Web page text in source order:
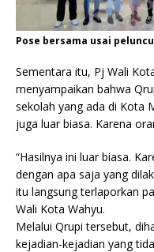
Pose bersama usai
Sementara itu, Pj Wali
menyampaikan bahwa
sekolah yang ada di Kota
juga luar biasa. Karena
“Hasilnya ini luar biasa.
dengan apa saja yang
itu langsung terlaporkan
Wali Kota Wahyu.
Melalui Qrupi tersebut,
kejadian-kejadian yang